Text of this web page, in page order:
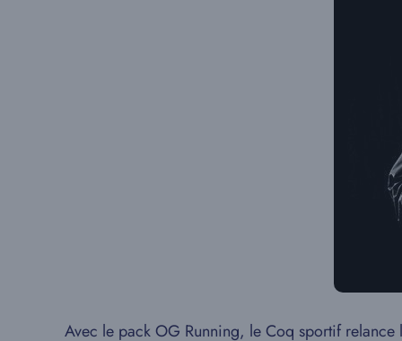
Avec le pack OG Running, le Coq sportif relance